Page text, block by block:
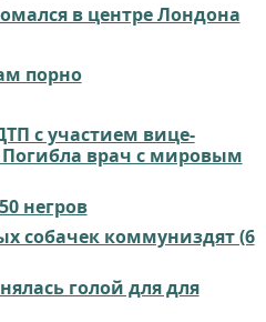
в центре Лондона
порно
с участием вице-
врач с мировым
негров
собачек коммуниздят (6
голой для для